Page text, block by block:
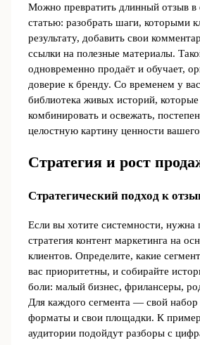
Можно превратить длинный отзыв
статью: разобрать шаги, которыми
результату, добавить свои
ссылки на полезные материалы.
одновременно продаёт и обучает,
доверие к бренду. Со временем у
библиотека живых историй,
комбинировать и освежать,
целостную картину ценности
Стратегия и рост
Стратегический подход к
Если вы хотите системности, нужна
стратегия контент маркетинга на
клиентов. Определите, какие
вас приоритетны, и собирайте
боли: малый бизнес, фрилансеры,
Для каждого сегмента — свой набор
форматы и свои площадки. К
аудитории подойдут разборы с